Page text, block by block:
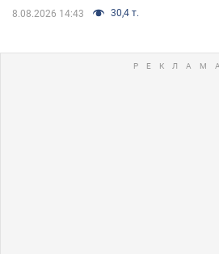
8.08.2026 14:43 30,4 т.